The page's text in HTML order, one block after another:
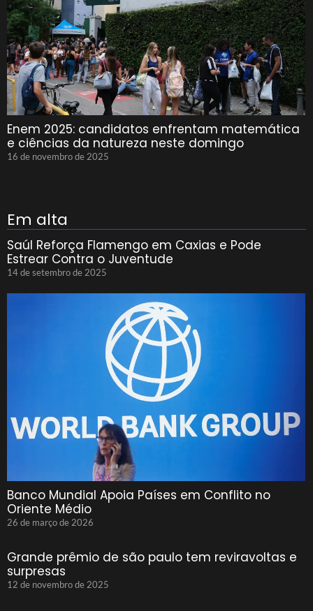
Enem 2025: candidatos enfrentam matemática
e ciências da natureza neste domingo
16 de novembro de 2025
Em alta
Saúl Reforça Flamengo em Caxias e Pode
Estrear Contra o Juventude
14 de setembro de 2025
Banco Mundial Apoia Países em Conflito no
Oriente Médio
26 de março de 2026
Grande prêmio de são paulo tem reviravoltas e
surpresas
12 de novembro de 2025